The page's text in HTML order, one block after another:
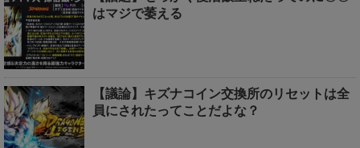
はマジで萎える
【議論】キズナコイン交換所のリセットは全
員にされたってことだよな？